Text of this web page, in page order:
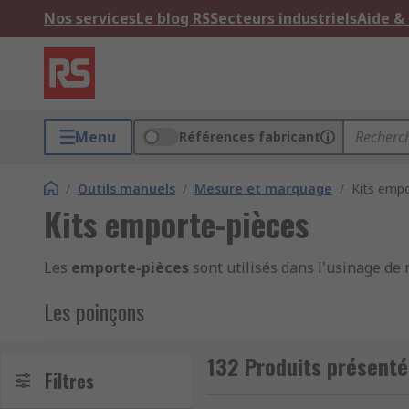
Nos servicesLe blog RSSecteurs industrielsAide
Menu Références fabricant
/ Outils manuels / Mesure et marquage / Kits
Kits emporte-pièces
Les emporte-pièces sont utilisés dans l'usinage de
Les poinçons
Les poinçons permettent de créer des trous dans
Ils peuvent aussi être utilisés pour extraire et
Filtres 132 Produits